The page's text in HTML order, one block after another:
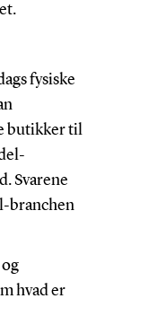
fysiske
butikker til
Svarene
branchen
hvad er